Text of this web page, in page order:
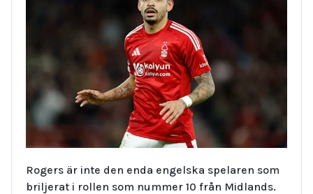
Rogers är inte den enda engelska spelaren som
briljerat i rollen som nummer 10 från Midlands.